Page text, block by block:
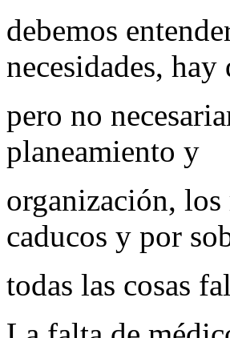
debemos
necesidades, hay
pero no
planeamiento y
organización, los
caducos y por
todas las cosas